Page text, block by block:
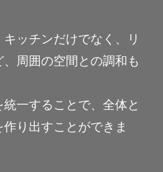
ッチンだけでなく、リ
周囲の空間との調和も
一することで、全体と
り出すことができま